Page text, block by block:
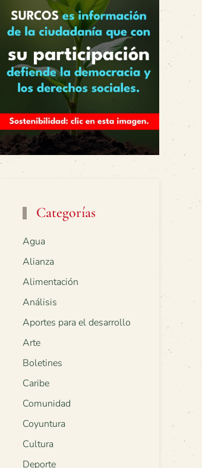
Categorías
Agua
Alianza
Alimentación
Análisis
Aportes para el desarrollo
Arte
Boletines
Caribe
Comunidad
Coyuntura
Cultura
Deporte